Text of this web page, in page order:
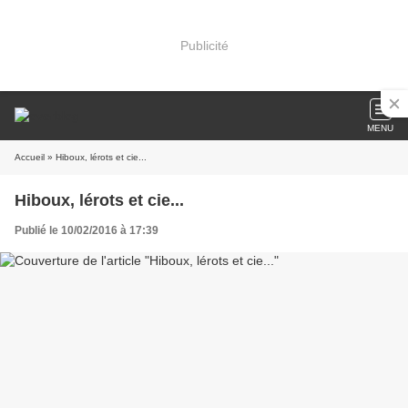
Publicité
MENU
Accueil » Hiboux, lérots et cie...
Hiboux, lérots et cie...
Publié le 10/02/2016 à 17:39